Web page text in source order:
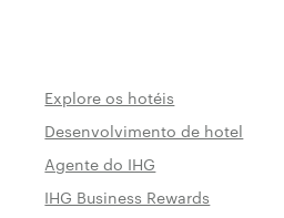
Explore os hotéis
Desenvolvimento de hotel
Agente do IHG
IHG Business Rewards